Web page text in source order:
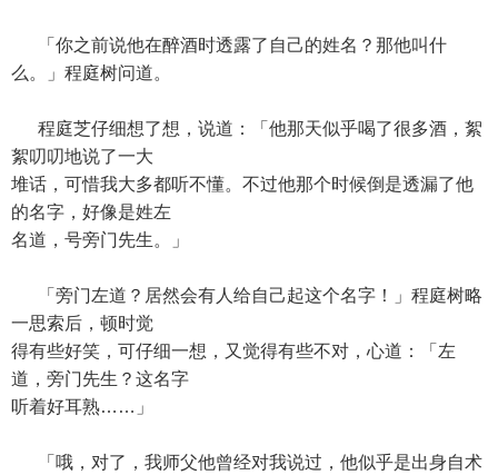
「你之前说他在醉酒时透露了自己的姓名？那他叫什
么。」程庭树问道。
程庭芝仔细想了想，说道：「他那天似乎喝了很多酒，絮
絮叨叨地说了一大
堆话，可惜我大多都听不懂。不过他那个时候倒是透漏了他
的名字，好像是姓左
名道，号旁门先生。」
「旁门左道？居然会有人给自己起这个名字！」程庭树略
一思索后，顿时觉
得有些好笑，可仔细一想，又觉得有些不对，心道：「左
道，旁门先生？这名字
听着好耳熟……」
「哦，对了，我师父他曾经对我说过，他似乎是出身自术